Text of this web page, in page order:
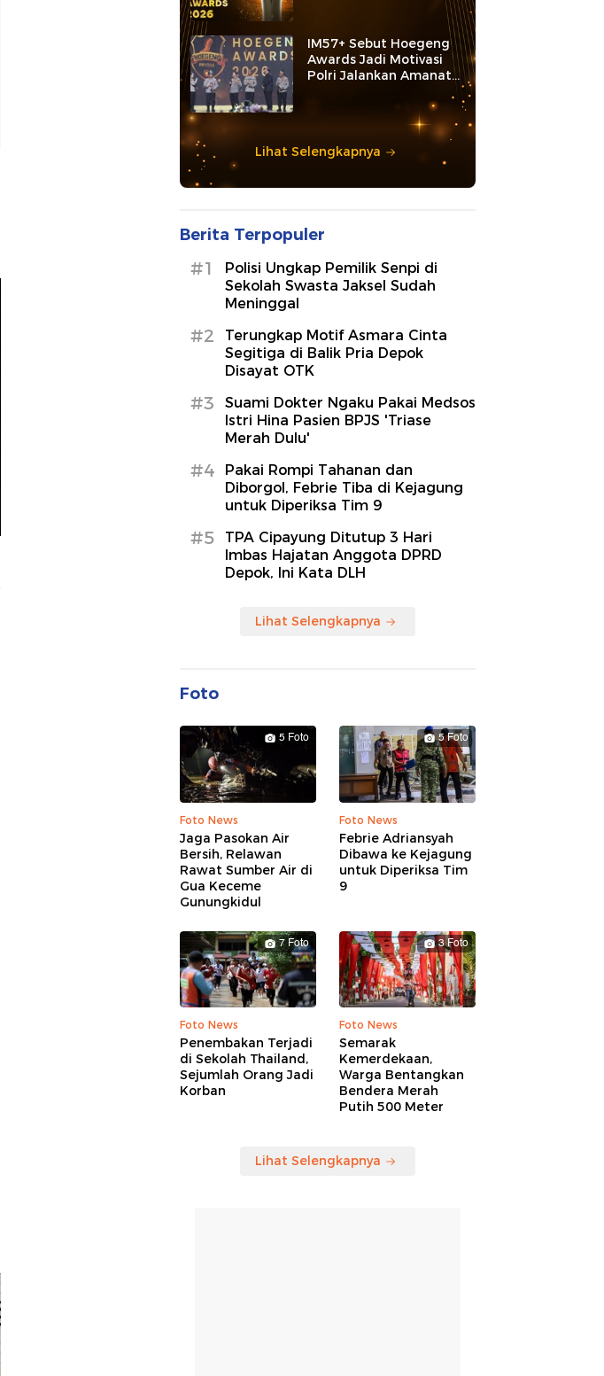
IM57+ Sebut Hoegeng
Awards Jadi Motivasi
Polri Jalankan Amanat
Lihat Selengkapnya
Berita Terpopuler
#1
Polisi Ungkap Pemilik Senpi di
Sekolah Swasta Jaksel Sudah
Meninggal
#2
Terungkap Motif Asmara Cinta
Segitiga di Balik Pria Depok
Disayat OTK
#3
Suami Dokter Ngaku Pakai Medsos
Istri Hina Pasien BPJS 'Triase
Merah Dulu'
#4
Pakai Rompi Tahanan dan
Diborgol, Febrie Tiba di Kejagung
untuk Diperiksa Tim 9
#5
TPA Cipayung Ditutup 3 Hari
Imbas Hajatan Anggota DPRD
Depok, Ini Kata DLH
Lihat Selengkapnya
Foto
5 Foto
Foto News
Jaga Pasokan Air
Bersih, Relawan
Rawat Sumber Air di
Gua Keceme
Gunungkidul
5 Foto
Foto News
Febrie Adriansyah
Dibawa ke Kejagung
untuk Diperiksa Tim
9
7 Foto
Foto News
Penembakan Terjadi
di Sekolah Thailand,
Sejumlah Orang Jadi
Korban
3 Foto
Foto News
Semarak
Kemerdekaan,
Warga Bentangkan
Bendera Merah
Putih 500 Meter
Lihat Selengkapnya